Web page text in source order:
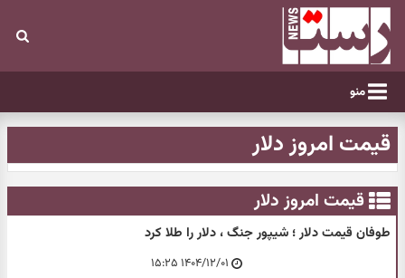
منو
قیمت امروز دلار
قیمت امروز دلار
طوفان قیمت دلار ؛ شیپور جنگ ، دلار را طلا کرد
۱۴۰۴/۱۲/۰۱ ۱۵:۲۵